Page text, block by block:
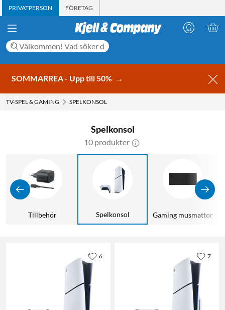
PRIVATPERSON FÖRETAG
SOMMARREA - Upp till 50% →
TV-SPEL & GAMING SPELKONSOL
Spelkonsol
10 produkter
Tillbehör Spelkonsol Gaming musmattor
6 7